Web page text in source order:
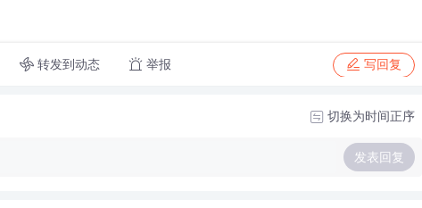
转发到动态 举报 写回复
切换为时间正序
发表回复